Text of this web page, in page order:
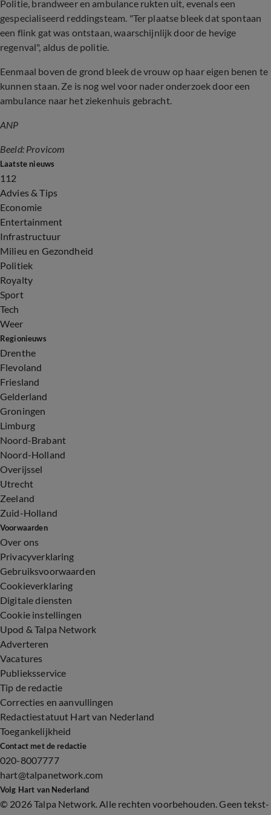
Politie, brandweer en ambulance rukten uit, evenals een
gespecialiseerd reddingsteam. "Ter plaatse bleek dat spontaan
een flink gat was ontstaan, waarschijnlijk door de hevige
regenval", aldus de politie.
Eenmaal boven de grond bleek de vrouw op haar eigen benen te
kunnen staan. Ze is nog wel voor nader onderzoek door een
ambulance naar het ziekenhuis gebracht.
ANP
Beeld: Provicom
Laatste nieuws
112
Advies & Tips
Economie
Entertainment
Infrastructuur
Milieu en Gezondheid
Politiek
Royalty
Sport
Tech
Weer
Regionieuws
Drenthe
Flevoland
Friesland
Gelderland
Groningen
Limburg
Noord-Brabant
Noord-Holland
Overijssel
Utrecht
Zeeland
Zuid-Holland
Voorwaarden
Over ons
Privacyverklaring
Gebruiksvoorwaarden
Cookieverklaring
Digitale diensten
Cookie instellingen
Upod & Talpa Network
Adverteren
Vacatures
Publieksservice
Tip de redactie
Correcties en aanvullingen
Redactiestatuut Hart van Nederland
Toegankelijkheid
Contact met de redactie
020-8007777
hart@talpanetwork.com
Volg Hart van Nederland
© 2026 Talpa Network. Alle rechten voorbehouden. Geen tekst-